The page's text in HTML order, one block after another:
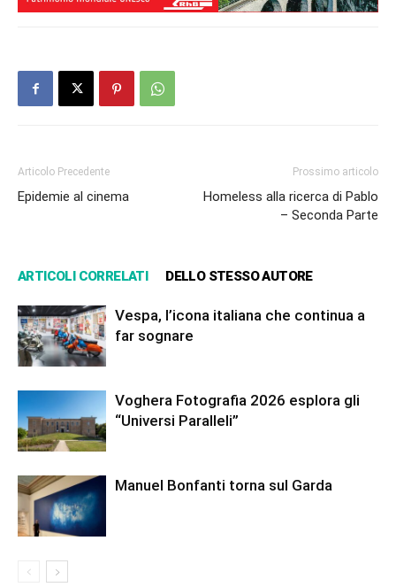
Articolo Precedente
Epidemie al cinema
Prossimo articolo
Homeless alla ricerca di Pablo
– Seconda Parte
ARTICOLI CORRELATI DELLO STESSO AUTORE
Vespa, l’icona italiana che continua a
far sognare
Voghera Fotografia 2026 esplora gli
“Universi Paralleli”
Manuel Bonfanti torna sul Garda